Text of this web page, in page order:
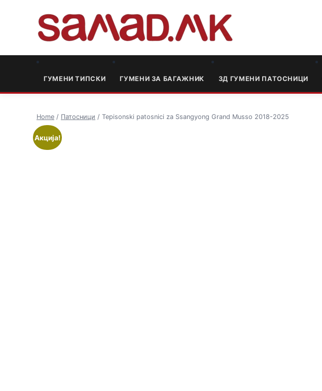
ГУМЕНИ ТИПСКИ ГУМЕНИ ЗА БАГАЖНИК 3Д ГУМЕНИ ПАТОСНИЦИ
Home / Патосници / Tepisonski patosnici za Ssangyong Grand Musso 2018-2025
Акција!